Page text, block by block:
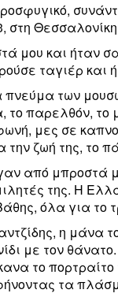
στη
μου και ήταν
ταγιέρ και
των
το παρελθόν,
μες σε
ζωή της, το
από
της. Η
όλα για το
η μάνα
με τον
το
τα